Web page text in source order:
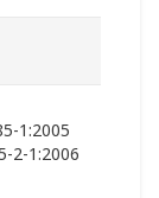
1:2005
2-1:2006